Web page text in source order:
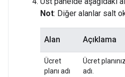
Not: Diğer alanlar salt
Alan Açıklama
Ücret
planı adı
Ücret
adı.